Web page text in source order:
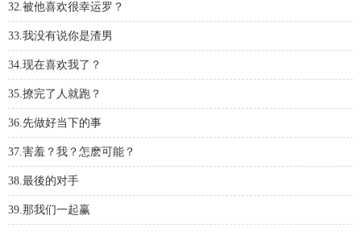
32.被他喜欢很幸运罗？
33.我没有说你是渣男
34.现在喜欢我了？
35.撩完了人就跑？
36.先做好当下的事
37.害羞？我？怎麽可能？
38.最後的对手
39.那我们一起赢